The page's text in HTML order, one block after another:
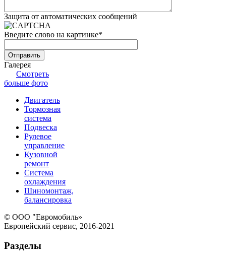
Защита от автоматических сообщений
Введите слово на картинке*
Галерея
Смотреть
больше фото
Двигатель
Тормозная
система
Подвеска
Рулевое
управление
Кузовной
ремонт
Система
охлаждения
Шиномонтаж,
балансировка
© ООО "Евромобиль»
Европейский сервис, 2016-2021
Разделы